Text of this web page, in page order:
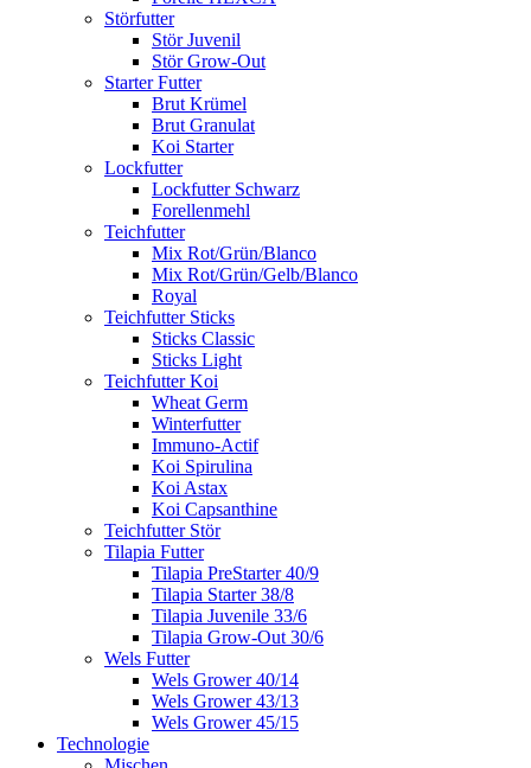
Störfutter
Stör Juvenil
Stör Grow-Out
Starter Futter
Brut Krümel
Brut Granulat
Koi Starter
Lockfutter
Lockfutter Schwarz
Forellenmehl
Teichfutter
Mix Rot/Grün/Blanco
Mix Rot/Grün/Gelb/Blanco
Royal
Teichfutter Sticks
Sticks Classic
Sticks Light
Teichfutter Koi
Wheat Germ
Winterfutter
Immuno-Actif
Koi Spirulina
Koi Astax
Koi Capsanthine
Teichfutter Stör
Tilapia Futter
Tilapia PreStarter 40/9
Tilapia Starter 38/8
Tilapia Juvenile 33/6
Tilapia Grow-Out 30/6
Wels Futter
Wels Grower 40/14
Wels Grower 43/13
Wels Grower 45/15
Technologie